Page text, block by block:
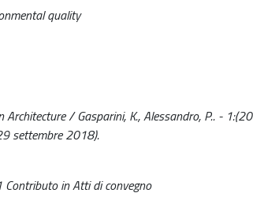
quality
/ Gasparini, K., Alessandro, P.. -
settembre 2018).
Contributo in Atti di convegno